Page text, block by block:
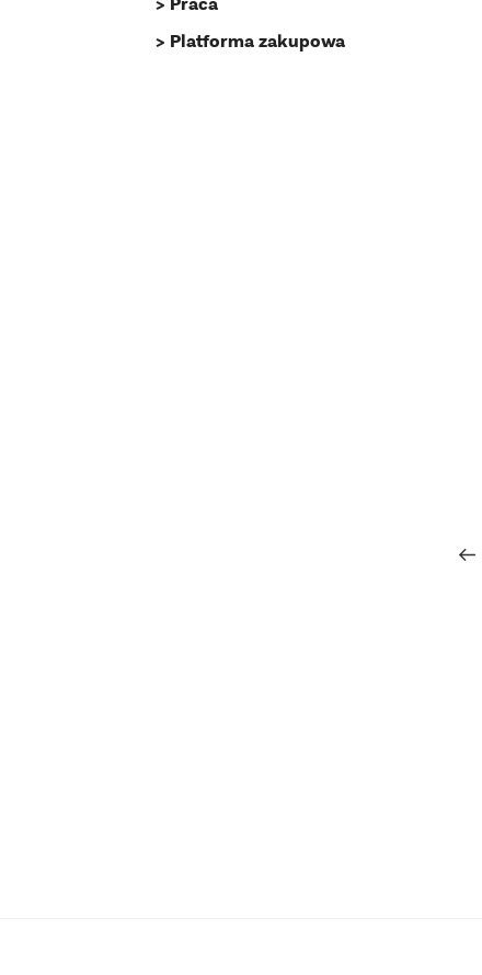
Platforma zakupowa